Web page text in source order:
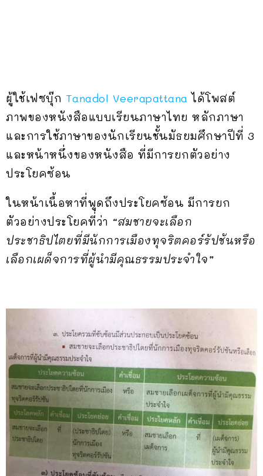
ผู้ใช้เฟซบุ๊ก Tanadol Veerapattana ได้โพสต์
ภาพของหนังสือแบบเรียนภาษาไทย หลักภาษา
และการใช้ภาษาของนักเรียนชั้นมัธยมศึกษาปีที่ 3
และหน้าหนึ่งของหนังสือ ที่มีการยกตัวอย่าง
ประโยคซ้อน
ในหน้าเนื้อหาที่พูดถึงประโยคซ้อน มีการยก
ตัวอย่างประโยคที่ว่า “สมชายจะเลือก
ประชาธิปไตยที่มีนักการเมืองทุจริตคอร์รัปชันหรือ
เลือกเผด็จการที่ผู้นำมีคุณธรรมประจำใจ”